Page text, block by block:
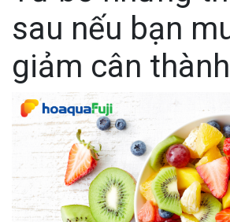
sau nếu bạn
giảm cân